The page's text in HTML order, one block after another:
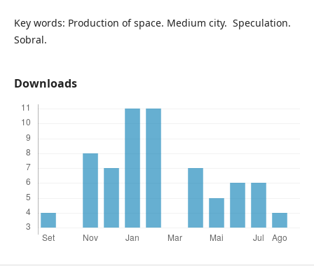
Key words: Production of space. Medium city. Speculation.
Sobral.
Downloads